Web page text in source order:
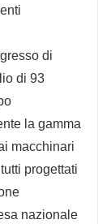
di
di 93
la gamma
macchinari
progettati
nazionale